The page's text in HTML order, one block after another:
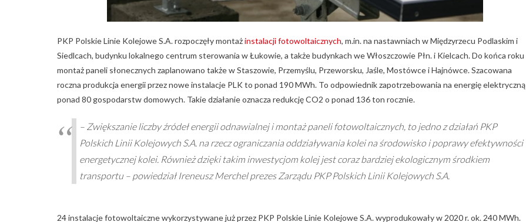
PKP Polskie Linie Kolejowe S.A. rozpoczęły montażinstalacji fotowoltaicznych, m.in. na nastawniach w Międzyrzecu Podlaskim i
Siedlcach, budynku lokalnego centrum sterowania w Łukowie, a także budynkach we Włoszczowie Płn. i Kielcach. Do końca roku
montaż paneli słonecznych zaplanowano także w Staszowie, Przemyślu, Przeworsku, Jaśle, Mostówce i Hajnówce. Szacowana
roczna produkcja energii przez nowe instalacje PLK to ponad 190 MWh. To odpowiednik zapotrzebowania na energię elektryczną
ponad 80 gospodarstw domowych. Takie działanie oznacza redukcję CO2 o ponad 136 ton rocznie.
– Zwiększanie liczby źródeł energii odnawialnej i montaż paneli fotowoltaicznych, to jedno z działań PKP
Polskich Linii Kolejowych S.A. na rzecz ograniczania oddziaływania kolei na środowisko i poprawy efektywności
energetycznej kolei. Również dzięki takim inwestycjom kolej jest coraz bardziej ekologicznym środkiem
transportu – powiedział Ireneusz Merchel prezes Zarządu PKP Polskich Linii Kolejowych S.A.
24 instalacje fotowoltaiczne wykorzystywane już przez PKP Polskie Linie Kolejowe S.A. wyprodukowały w 2020 r. ok. 240 MWh.